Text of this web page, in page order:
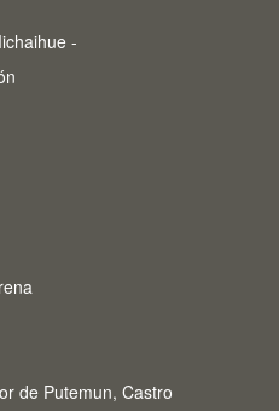
-
de Putemun, Castro